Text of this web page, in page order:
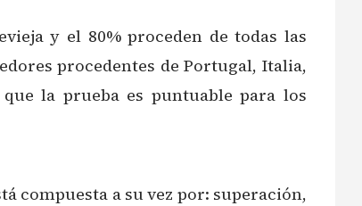
y el 80% proceden de todas las
procedentes de Portugal, Italia,
la prueba es puntuable para los
compuesta a su vez por: superación,